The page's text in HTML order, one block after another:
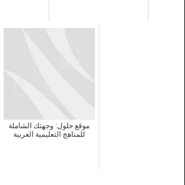
موقع حلول: وجهتك الشاملة
للمناهج التعليمية العربية